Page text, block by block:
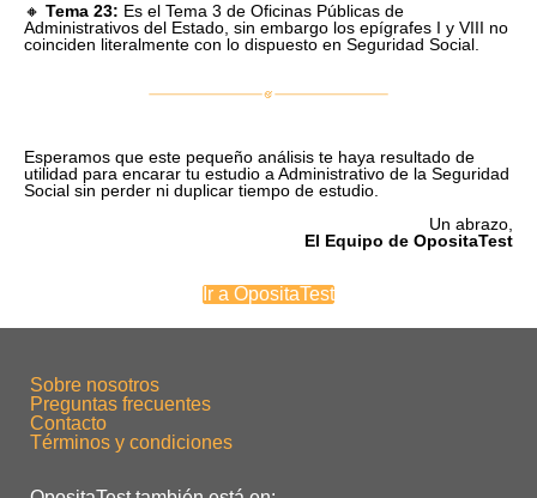
🔸 Tema 23: Es el Tema 3 de Oficinas Públicas de
Administrativos del Estado, sin embargo los epígrafes I y VIII no
coinciden literalmente con lo dispuesto en Seguridad Social.
Esperamos que este pequeño análisis te haya resultado de
utilidad para encarar tu estudio a Administrativo de la Seguridad
Social sin perder ni duplicar tiempo de estudio.
Un abrazo,
El Equipo de OpositaTest
Ir a OpositaTest
Sobre nosotros
Preguntas frecuentes
Contacto
Términos y condiciones